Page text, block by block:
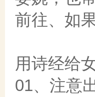
前往、如
用诗经给
01、注意